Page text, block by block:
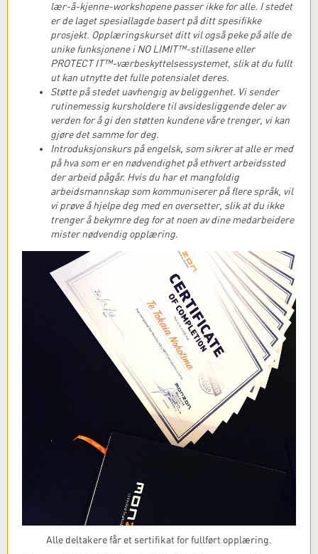
lær-å-kjenne-workshopene passer ikke for alle. I stedet
er de laget spesiallagde basert på ditt spesifikke
prosjekt. Opplæringskurset ditt vil også peke på alle de
unike funksjonene i NO LIMIT™-stillasene eller
PROTECT IT™-værbeskyttelsessystemet, slik at du fullt
ut kan utnytte det fulle potensialet deres.
Støtte på stedet uavhengig av beliggenhet. Vi sender
rutinemessig kursholdere til avsidesliggende deler av
verden for å gi den støtten kundene våre trenger, vi kan
gjøre det samme for deg.
Introduksjonskurs på engelsk, som sikrer at alle er med
på hva som er en nødvendighet på ethvert arbeidssted
der arbeid pågår. Hvis du har et mangfoldig
arbeidsmannskap som kommuniserer på flere språk, vil
vi prøve å hjelpe deg med en oversetter, slik at du ikke
trenger å bekymre deg for at noen av dine medarbeidere
mister nødvendig opplæring.
Alle deltakere får et sertifikat for fullført opplæring.